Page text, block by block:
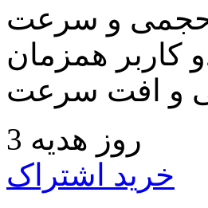
حجمی و سرعت
کاربر همزمان
و افت سرعت
3 روز هدیه
خرید اشتراک